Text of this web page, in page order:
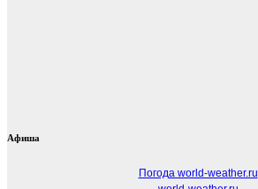
Афиша
Погода world-weather.ru